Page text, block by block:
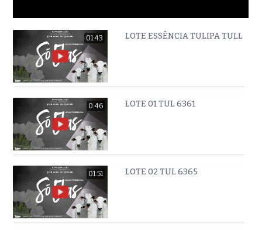
01:43 LOTE ESSÊNCIA TULIPA TULL 84
0:46 LOTE 01 TUL 6361
01:51 LOTE 02 TUL 6365